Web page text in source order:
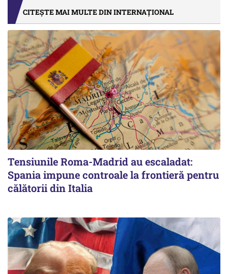
CITEȘTE MAI MULTE DIN INTERNAȚIONAL
Tensiunile Roma-Madrid au escaladat:
Spania impune controale la frontieră pentru
călătorii din Italia